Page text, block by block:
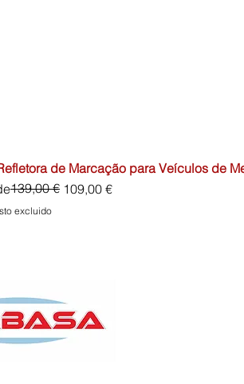
de Marcação para Veículos de
139,00 € 109,00 €
de oferta
excluido